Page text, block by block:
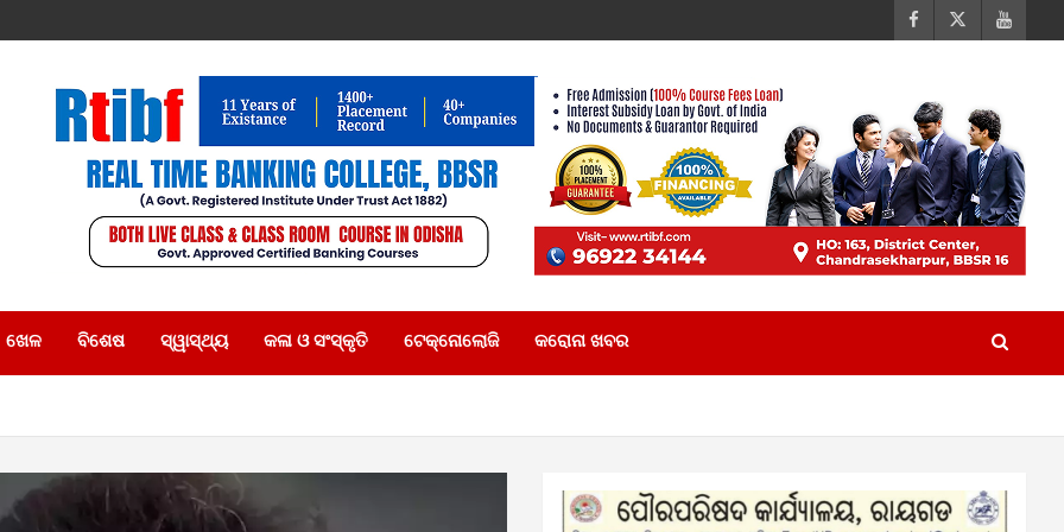
ଖେଳ ବିଶେଷ ସ୍ୱାସ୍ଥ୍ୟ କଳା ଓ ସଂସ୍କୃତି ଟେକ୍ନୋଲୋଜି କରୋନା ଖବର